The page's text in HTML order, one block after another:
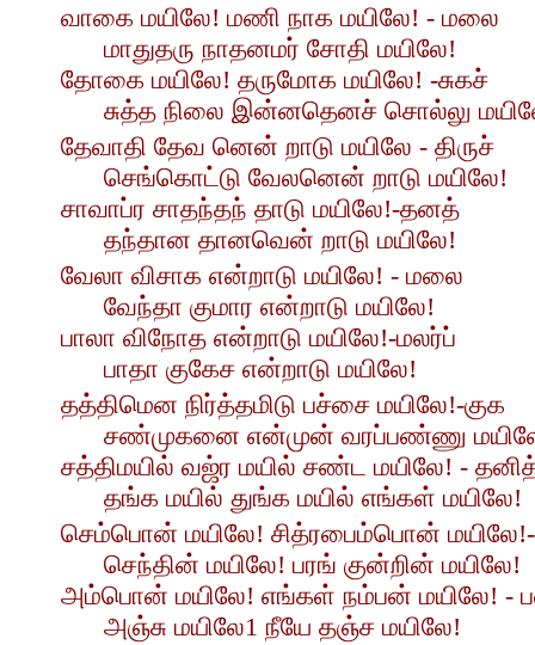
வாகை மயிலே! மணி நாக மயிலே! - மலை
மாதுதரு நாதனமர் சோதி மயிலே!
தோகை மயிலே! தருமோக மயிலே! -சுகச்
சுத்த நிலை இன்னதெனச் சொல்லு
தேவாதி தேவ னென் றாடு மயிலே - திருச்
செங்கொட்டு வேலனென் றாடு மயிலே!
சாவாப்ர சாதந்தந் தாடு மயிலே!-தனத்
தந்தான தானவென் றாடு மயிலே!
வேலா விசாக என்றாடு மயிலே! - மலை
வேந்தா குமார என்றாடு மயிலே!
பாலா விநோத என்றாடு மயிலே!-மலர்ப்
பாதா குகேச என்றாடு மயிலே!
தத்திமென நிர்த்தமிடு பச்சை மயிலே!-குக
சண்முகனை என்முன் வரப்பண்ணு
சத்திமயில் வஜ்ர மயில் சண்ட மயிலே! -
தங்க மயில் துங்க மயில் எங்கள் மயிலே!
செம்பொன் மயிலே! சித்ரபைம்பொன் மயிலே!-
செந்தின் மயிலே! பரங் குன்றின் மயிலே!
அம்பொன் மயிலே! எங்கள் நம்பன் மயிலே! -
அஞ்சு மயிலே1 நீயே தஞ்ச மயிலே!